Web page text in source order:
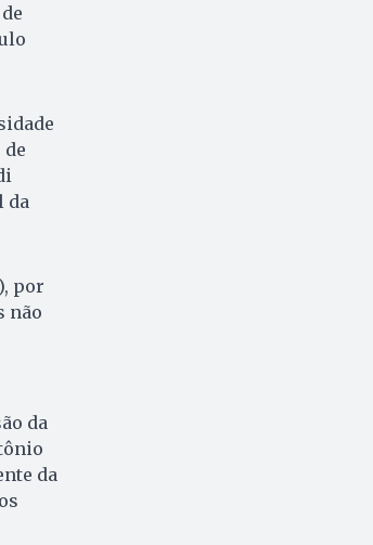
de
da
por
não
da
da